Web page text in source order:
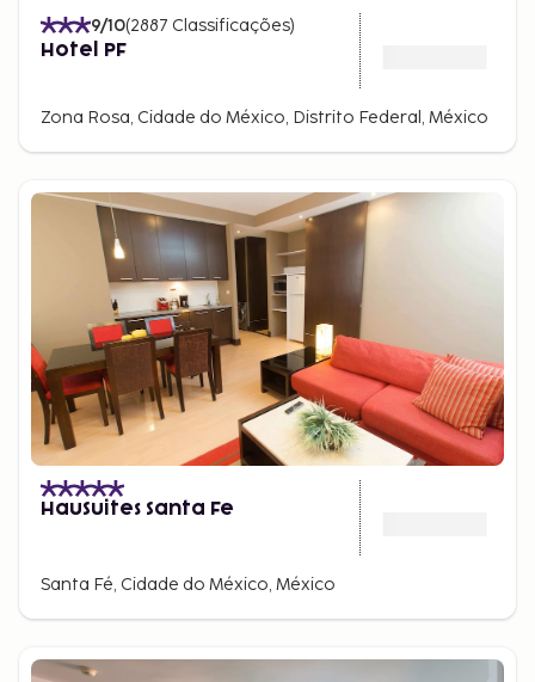
9/10(2887 Classificações)
Hotel PF
Zona Rosa, Cidade do México, Distrito Federal, México
HauSuites Santa Fe
Santa Fé, Cidade do México, México